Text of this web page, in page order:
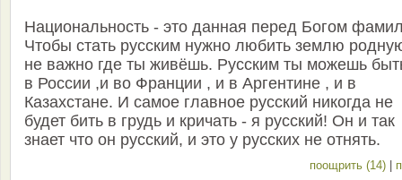
Национальность - это данная перед Богом
Чтобы стать русским нужно любить землю
не важно где ты живёшь. Русским ты можешь
в России ,и во Франции , и в Аргентине , и в
Казахстане. И самое главное русский никогда не
будет бить в грудь и кричать - я русский! Он и так
знает что он русский, и это у русских не отнять.
поощрить (14)